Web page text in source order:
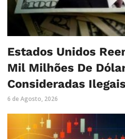
Estados Unidos
Mil Milhões De
Consideradas Ilegais
6 de Agosto, 2026